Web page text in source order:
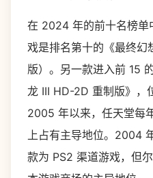
在 2024 年的前十名榜单
戏是排名第十的《最终幻
版）。另一款进入前 15
龙 III HD-2D 重制版》，
2005 年以来，任天堂每
上占有主导地位。2004
款为 PS2 渠道游戏，但